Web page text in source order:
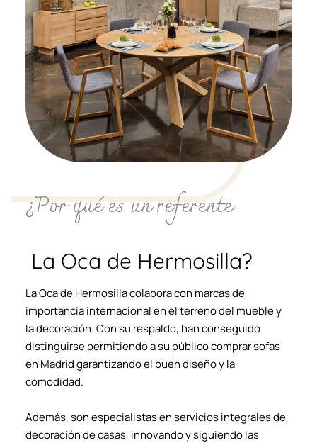
¿Por qué es un referente
La Oca de Hermosilla?
La Oca de Hermosilla colabora con marcas de
importancia internacional en el terreno del mueble y
la decoración. Con su respaldo, han conseguido
distinguirse permitiendo a su público comprar sofás
en Madrid garantizando el buen diseño y la
comodidad.
Además, son especialistas en servicios integrales de
decoración de casas, innovando y siguiendo las